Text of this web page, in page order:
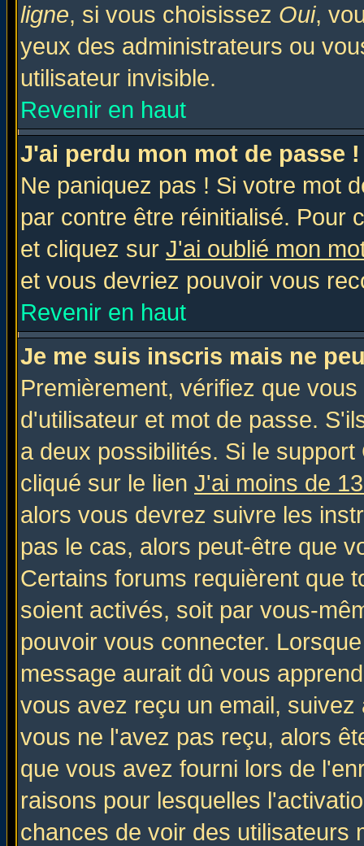
ligne, si vous choisissez Oui,
yeux des administrateurs ou
utilisateur invisible.
Revenir en haut
J'ai perdu mon mot de passe !
Ne paniquez pas ! Si votre mot
par contre être réinitialisé. Pour
et cliquez sur J'ai oublié mon
et vous devriez pouvoir vous
Revenir en haut
Je me suis inscris mais ne
Premièrement, vérifiez que
d'utilisateur et mot de passe.
a deux possibilités. Si le
cliqué sur le lien J'ai moins de
alors vous devrez suivre les
pas le cas, alors peut-être que
Certains forums requièrent que
soient activés, soit par vous-
pouvoir vous connecter.
message aurait dû vous
vous avez reçu un email,
vous ne l'avez pas reçu, alors
que vous avez fourni lors de
raisons pour lesquelles
chances de voir des utilisateurs